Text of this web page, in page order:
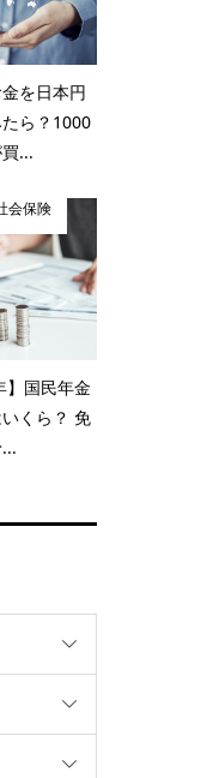
を日本円
ら？1000
...
会保険
】国民年金
くら？ 免